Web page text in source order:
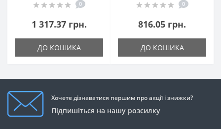
0
1 317.37 грн.
ДО КОШИКА
0
816.05 грн.
ДО КОШИКА
Хочете дізнаватися першим про акції і знижки?
Підпишіться на нашу розсилку